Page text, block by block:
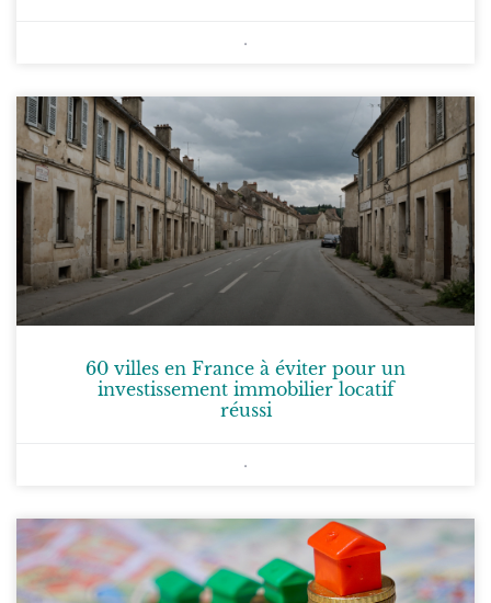
60 villes en France à éviter pour un
investissement immobilier locatif
réussi